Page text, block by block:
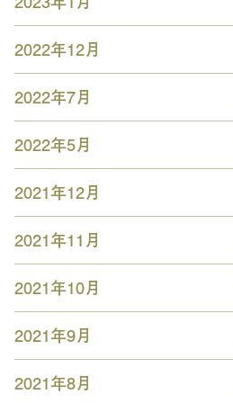
2022年12月
2022年7月
2022年5月
2021年12月
2021年11月
2021年10月
2021年9月
2021年8月